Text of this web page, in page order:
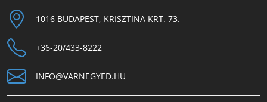
1016 BUDAPEST, KRISZTINA KRT. 73.
+36-20/433-8222
INFO@VARNEGYED.HU